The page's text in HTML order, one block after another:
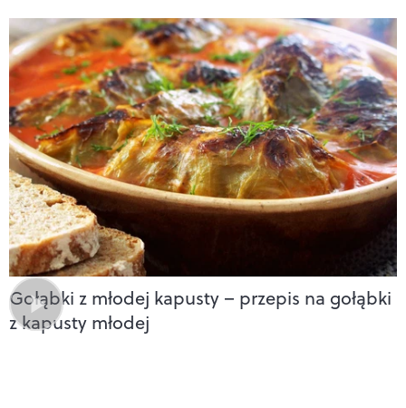
Gołąbki z młodej kapusty – przepis na gołąbki
z kapusty młodej